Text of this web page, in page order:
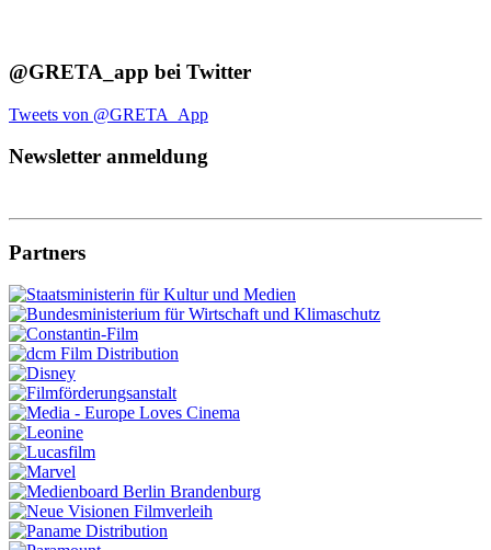
@GRETA_app bei Twitter
Tweets von @GRETA_App
Newsletter anmeldung
Partners